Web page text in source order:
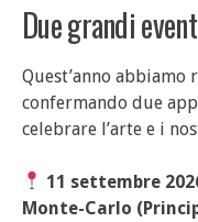
Due grandi
Quest’anno abbiamo
confermando due
celebrare l’arte e i
11 settembre
Monte-Carlo